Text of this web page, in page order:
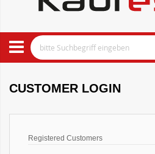
CUSTOMER LOGIN
Registered Customers